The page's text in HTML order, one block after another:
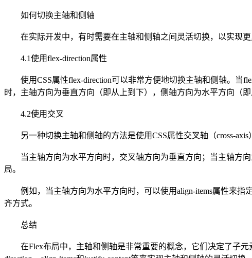
如何切换主轴和侧轴
在实际开发中，有时需要在主轴和侧轴之间灵活切换，以实现更
4.1使用flex-direction属性
使用CSS属性flex-direction可以非常方便地切换主轴和侧轴。当
时，主轴方向为垂直方向（即从上到下），侧轴方向为水平方向（即
4.2使用交叉
另一种切换主轴和侧轴的方法是使用CSS属性交叉轴（cross-axis）
当主轴方向为水平方向时，交叉轴方向为垂直方向；当主轴方向
局。
例如，当主轴方向为水平方向时，可以使用align-items属性来指
齐方式。
总结
在Flex布局中，主轴和侧轴是非常重要的概念，它们决定了子元